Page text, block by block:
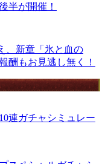
半が開催！
、新章「氷と血の
酬もお見逃し無く！
連ガチャシミュレー